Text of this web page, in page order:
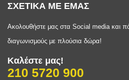
ΣΧΕΤΙΚΑ ΜΕ ΕΜΑΣ
Ακολουθήστε μας στα Social media και
διαγωνισμούς με πλούσια δώρα!
Καλέστε μας!
210 5720 900